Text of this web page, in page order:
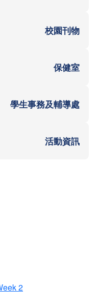
校園刊物
保健室
學生事務及輔導處
活動資訊
2